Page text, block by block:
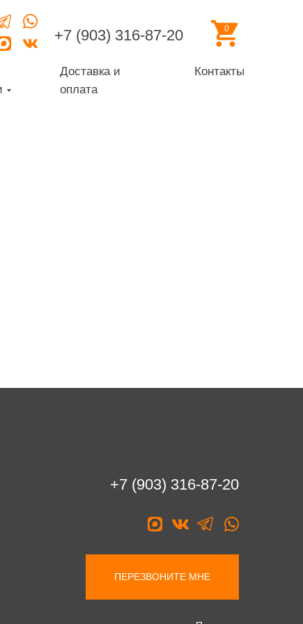
Доставка и
оплата
Контакты
+7 (903) 316-87-20 0
+7 (903) 316-87-20
ПЕРЕЗВОНИТЕ МНЕ